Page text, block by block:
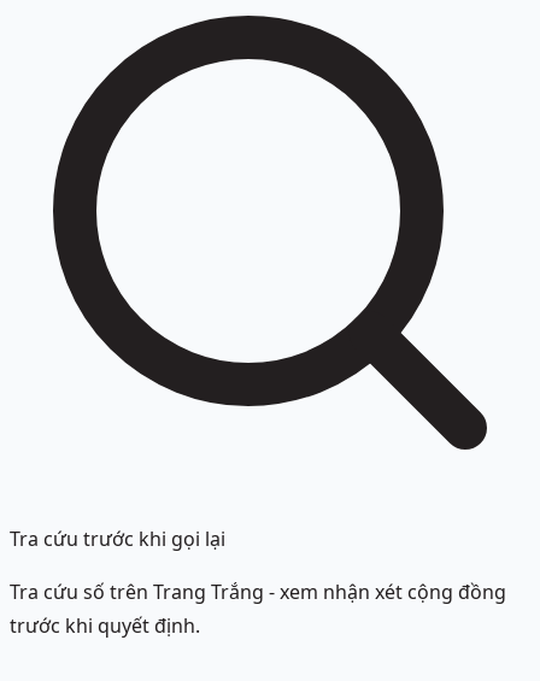
Tra cứu trước khi gọi lại
Tra cứu số trên Trang Trắng - xem nhận xét cộng đồng
trước khi quyết định.